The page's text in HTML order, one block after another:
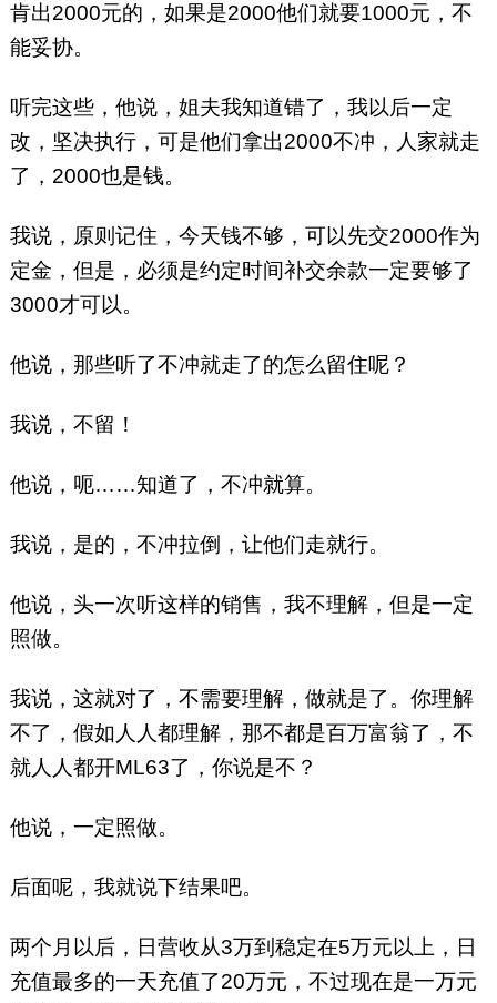
肯出2000元的，如果是2000他们就要1000元，不
能妥协。
听完这些，他说，姐夫我知道错了，我以后一定
改，坚决执行，可是他们拿出2000不冲，人家就走
了，2000也是钱。
我说，原则记住，今天钱不够，可以先交2000作为
定金，但是，必须是约定时间补交余款一定要够了
3000才可以。
他说，那些听了不冲就走了的怎么留住呢？
我说，不留！
他说，呃……知道了，不冲就算。
我说，是的，不冲拉倒，让他们走就行。
他说，头一次听这样的销售，我不理解，但是一定
照做。
我说，这就对了，不需要理解，做就是了。你理解
不了，假如人人都理解，那不都是百万富翁了，不
就人人都开ML63了，你说是不？
他说，一定照做。
后面呢，我就说下结果吧。
两个月以后，日营收从3万到稳定在5万元以上，日
充值最多的一天充值了20万元，不过现在是一万元